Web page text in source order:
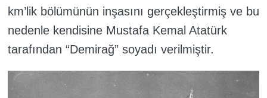
km’lik bölümünün inşasını gerçekleştirmiş ve bu
nedenle kendisine Mustafa Kemal Atatürk
tarafından “Demirağ” soyadı verilmiştir.